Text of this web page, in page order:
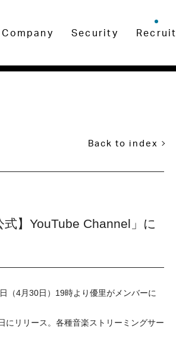
Company Security Recruit
Back to index
】YouTube Channel」に
（4月30日）19時より優里がメンバーに
にリリース。各種音楽ストリーミングサー